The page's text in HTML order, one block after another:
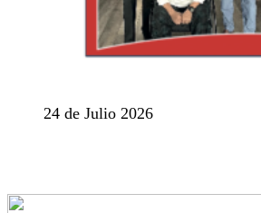
24 de Julio 2026